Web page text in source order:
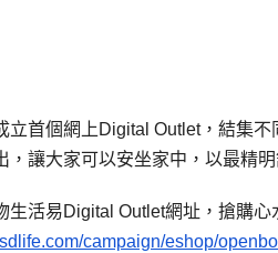
立首個網上Digital Outlet，結集
，讓大家可以安坐家中，以最精明
生活易Digital Outlet網址，搶購心
campaign/eshop/